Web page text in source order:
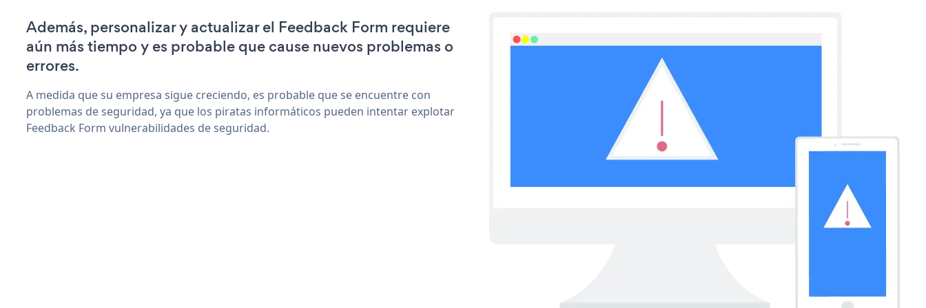
Además, personalizar y actualizar el Feedback Form requiere
aún más tiempo y es probable que cause nuevos problemas o
errores.
A medida que su empresa sigue creciendo, es probable que se encuentre con
problemas de seguridad, ya que los piratas informáticos pueden intentar explotar
Feedback Form vulnerabilidades de seguridad.